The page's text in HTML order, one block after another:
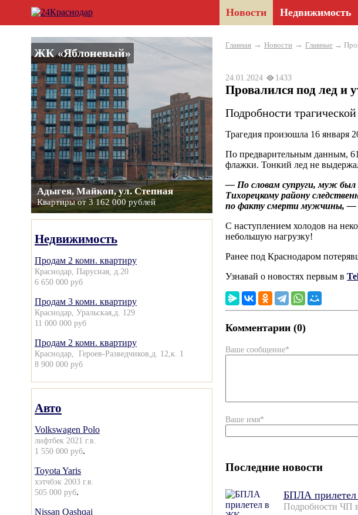
Новости Недвижимость
ЖК «Яблоневый»
Адыгея, Майкоп, ул. Степная
Квартиры от 3 162 000 рублей
Недвижимость
Продам 2 комн. квартиру
Краснодар, Парусная, д.20
6 650 000 руб
Продам 3 комн. квартиру
Краснодар, Уральская,д. 129
11 000 000 руб
Продам 2 комн. квартиру
Краснодар, Героев-Разведчиков,д. 12,к. 1
8 900 000 руб
Авто
Volkswagen Polo
лифтбек 2021 г.в.
1 550 000 руб.
Toyota Yaris
хэтчбэк 2003 г.в.
505 000 руб.
Nissan Qashqai
Главная → Новости → Главные →
24.01.2024 1433
Провалился под лед и
Подробности
Трагедия произошла 16 января
По предварительным данным,
флажки. Тонкий лед не
— По словам супруги, муж был
Тихорецкому району
по факту смерти мужчины, —
С наступлением холодов на
небольшую нагрузку!
Ранее под Краснодаром
Узнавай о новостях первым в
Комментарии (0)
Ваше сообщение*
Ваше имя*
Последние новости
БПЛА
Подробности ЧП